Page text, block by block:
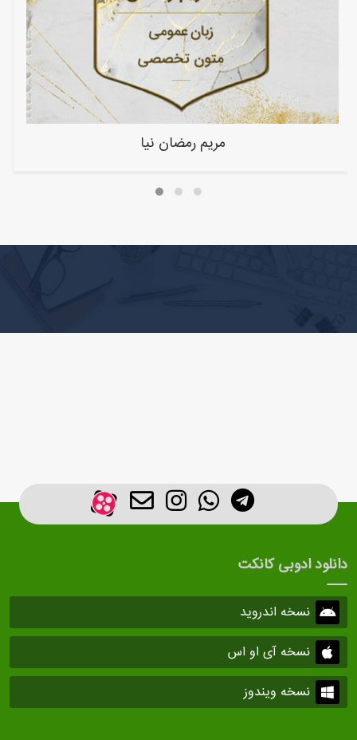
مریم رمضان نیا
دانلود ادوبی کانکت
نسخه اندروید
نسخه آی او اس
نسخه ویندوز